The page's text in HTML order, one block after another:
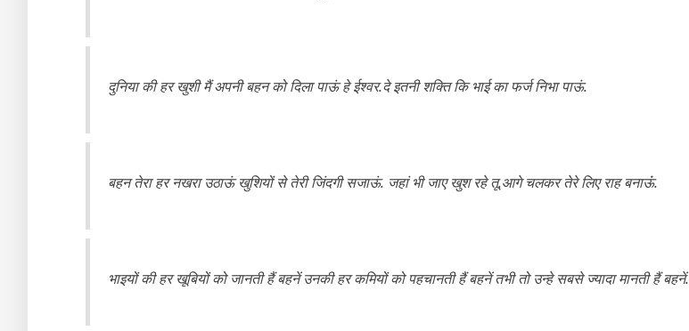
दुनिया की हर खुशी मैं अपनी बहन को दिला पाऊं हे ईश्वर.दे इतनी शक्ति कि भाई का फर्ज निभा पाऊं.
बहन तेरा हर नखरा उठाऊं खुशियों से तेरी जिंदगी सजाऊं. जहां भी जाए खुश रहे तू.आगे चलकर तेरे लिए राह बनाऊंं.
भाइयों की हर खूबियों को जानती हैं बहनें उनकी हर कमियों को पहचानती हैं बहनें तभी तो उन्हे सबसे ज्यादा मानती हैं बहनें.